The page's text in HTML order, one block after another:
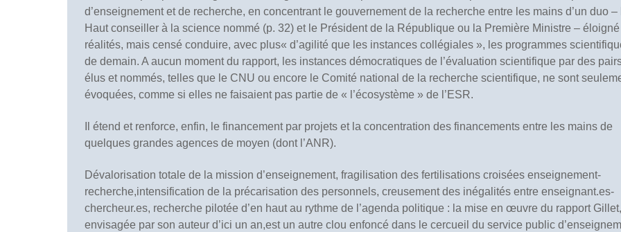
d’enseignement et de recherche, en concentrant le gouvernement de la recherche entre les mains d’un duo –
Haut conseiller à la science nommé (p. 32) et le Président de la République ou la Première Ministre –
réalités, mais censé conduire, avec plus« d’agilité que les instances collégiales », les programmes
de demain. A aucun moment du rapport, les instances démocratiques de l’évaluation scientifique par des
élus et nommés, telles que le CNU ou encore le Comité national de la recherche scientifique, ne sont
évoquées, comme si elles ne faisaient pas partie de « l’écosystème » de l’ESR.
Il étend et renforce, enfin, le financement par projets et la concentration des financements entre les mains de
quelques grandes agences de moyen (dont l’ANR).
Dévalorisation totale de la mission d’enseignement, fragilisation des fertilisations croisées enseignement-
recherche,intensification de la précarisation des personnels, creusement des inégalités entre enseignant.es-
chercheur.es, recherche pilotée d’en haut au rythme de l’agenda politique : la mise en œuvre du rapport Gillet,
envisagée par son auteur d’ici un an,est un autre clou enfoncé dans le cercueil du service public